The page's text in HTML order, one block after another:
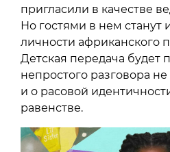
пригласили в качестве
Но гостями в нем станут
личности африканского
Детская передача будет
непростого разговора не
и о расовой
равенстве.